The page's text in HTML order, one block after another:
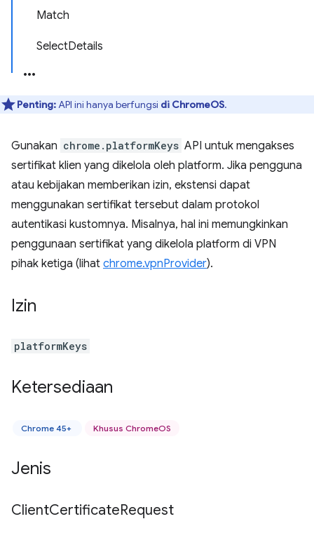
Match
SelectDetails
Penting:API ini hanya berfungsi di ChromeOS.
Gunakan chrome.platformKeys API untuk mengakses
sertifikat klien yang dikelola oleh platform. Jika pengguna
atau kebijakan memberikan izin, ekstensi dapat
menggunakan sertifikat tersebut dalam protokol
autentikasi kustomnya. Misalnya, hal ini memungkinkan
penggunaan sertifikat yang dikelola platform di VPN
pihak ketiga (lihat chrome.vpnProvider).
Izin
platformKeys
Ketersediaan
Chrome 45+ Khusus ChromeOS
Jenis
ClientCertificateRequest